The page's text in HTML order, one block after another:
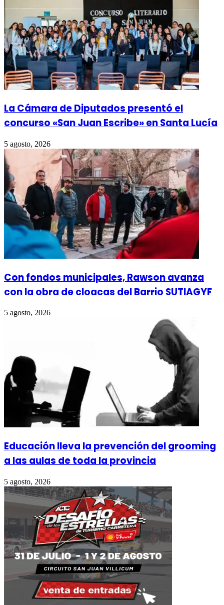
La Cámara de Diputados presentó el
concurso «San Juan Escribe» en Santa Lucía
5 agosto, 2026
Con fondos municipales, Rawson avanza
con la obra de cloacas del Barrio SUTIAGYF
5 agosto, 2026
Educación lleva la prevención del grooming
a las aulas de toda la provincia
5 agosto, 2026